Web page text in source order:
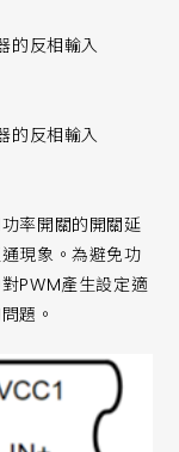
的反相輸入
的反相輸入
率開關的開關延
現象。為避免功
PWM產生設定適
題。